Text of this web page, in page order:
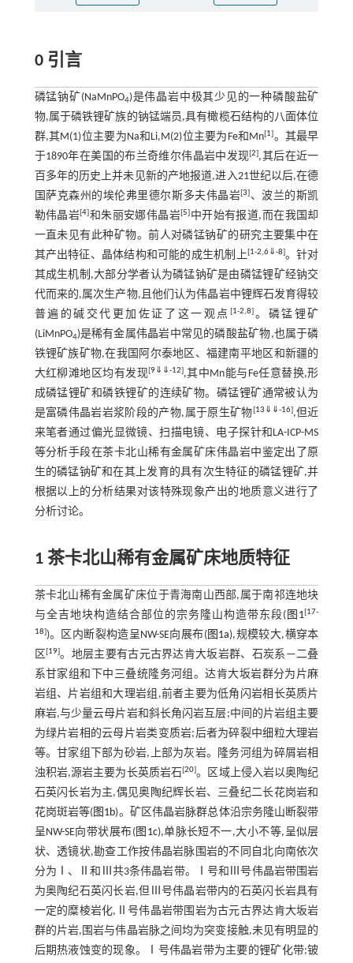
0 引言
磷锰钠矿(NaMnPO4)是伟晶岩中极其少见的一种磷酸盐矿
物,属于磷铁锂矿族的钠锰端员,具有橄榄石结构的八面体位
群,其M(1)位主要为Na和Li,M(2)位主要为Fe和Mn[1]。其最早
于1890年在美国的布兰奇维尔伟晶岩中发现[2],其后在近一
百多年的历史上并未见新的产地报道,进入21世纪以后,在德
国萨克森州的埃伦弗里德尔斯多夫伟晶岩[3] 、波兰的斯凯
勒伟晶岩[4]和朱丽安娜伟晶岩[5] 中开始有报道,而在我国却
一直未见有此种矿物。前人对磷锰钠矿的研究主要集中在
其产出特征、晶体结构和可能的成生机制上[1-2,6⇓-8]。针对
其成生机制,大部分学者认为磷锰钠矿是由磷锰锂矿经钠交
代而来的,属次生产物,且他们认为伟晶岩中锂辉石发育得较
普遍的碱交代更加佐证了这一观点 [1-2,8]。磷锰锂矿
(LiMnPO4)是稀有金属伟晶岩中常见的磷酸盐矿物,也属于磷
铁锂矿族矿物,在我国阿尔泰地区、福建南平地区和新疆的
大红柳滩地区均有发现[9⇓ ⇓-12],其中Mn能与Fe任意替换,形
成磷锰锂矿和磷铁锂矿的连续矿物。磷锰锂矿通常被认为
是富磷伟晶岩岩浆阶段的产物,属于原生矿物[13 ⇓ ⇓-16],但近
来笔者通过偏光显微镜、扫描电镜、电子探针和LA-ICP-MS
等分析手段在茶卡北山稀有金属矿床伟晶岩中鉴定出了原
生的磷锰钠矿和在其上发育的具有次生特征的磷锰锂矿,并
根据以上的分析结果对该特殊现象产出的地质意义进行了
分析讨论。
1 茶卡北山稀有金属矿床地质特征
茶卡北山稀有金属矿床位于青海南山西部,属于南祁连地块
与全吉地块构造结合部位的宗务隆山构造带东段( 图1[17-
18])。区内断裂构造呈NW-SE向展布(图1a),规模较大,横穿本
区[19]。地层主要有古元古界达肯大坂岩群、石炭系—二叠
系甘家组和下中三叠统隆务河组。达肯大坂岩群分为片麻
岩组、片岩组和大理岩组,前者主要为低角闪岩相长英质片
麻岩,与少量云母片岩和斜长角闪岩互层;中间的片岩组主要
为绿片岩相的云母片岩类变质岩;后者为碎裂中细粒大理岩
等。甘家组下部为砂岩,上部为灰岩。隆务河组为碎屑岩相
浊积岩,源岩主要为长英质岩石[20]。区域上侵入岩以奥陶纪
石英闪长岩为主,偶见奥陶纪辉长岩、三叠纪二长花岗岩和
花岗斑岩等(图1b)。矿区伟晶岩脉群总体沿宗务隆山断裂带
呈NW-SE向带状展布(图1c),单脉长短不一,大小不等,呈似层
状、透镜状,勘查工作按伟晶岩脉围岩的不同自北向南依次
分为Ⅰ、Ⅱ和Ⅲ共3条伟晶岩带。Ⅰ号和Ⅲ号伟晶岩带围岩
为奥陶纪石英闪长岩,但Ⅲ号伟晶岩带内的石英闪长岩具有
一定的糜棱岩化,Ⅱ号伟晶岩带围岩为古元古界达肯大坂岩
群的片岩,围岩与伟晶岩脉之间均为突变接触,未见有明显的
后期热液蚀变的现象。Ⅰ号伟晶岩带为主要的锂矿化带;铍